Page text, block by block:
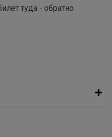
туда - обратно